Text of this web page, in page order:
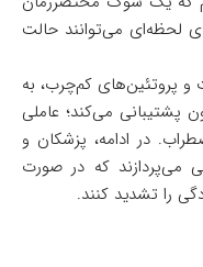
لحظه‌ای می‌توانند حالت
و پروتئین‌های کم‌چرب، به
می‌کند؛ عاملی
در ادامه، پزشکان و
می‌پردازند که در صورت
را تشدید کنند.